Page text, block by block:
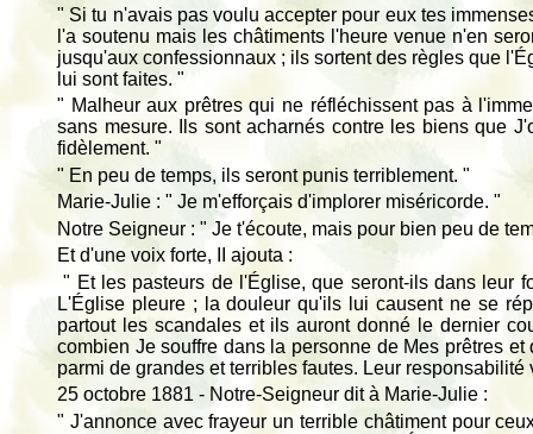
" Si tu n'avais pas voulu accepter pour eux tes
l'a soutenu mais les châtiments l'heure venue n'en
jusqu'aux confessionnaux ; ils sortent des règles que
lui sont faites. "
" Malheur aux prêtres qui ne réfléchissent pas à
sans mesure. Ils sont acharnés contre les biens que
fidèlement. "
" En peu de temps, ils seront punis terriblement. "
Marie-Julie : " Je m'efforçais d'implorer miséricorde. "
Notre Seigneur : " Je t'écoute, mais pour bien peu de
Et d'une voix forte, II ajouta :
" Et les pasteurs de l'Église, que seront-ils dans leur
L'Église pleure ; la douleur qu'ils lui causent ne se
partout les scandales et ils auront donné le dernier
combien Je souffre dans la personne de Mes prêtres
parmi de grandes et terribles fautes. Leur responsabilité
25 octobre 1881 - Notre-Seigneur dit à Marie-Julie :
" J'annonce avec frayeur un terrible châtiment pour